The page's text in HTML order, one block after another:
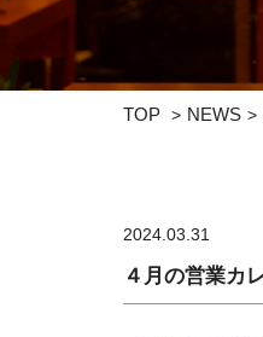
TOP NEWS
2024.03.31
４月の営業カ